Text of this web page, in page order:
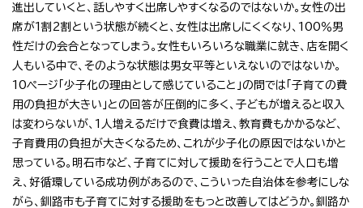
進出していくと、話しやすく出席しやすくなるのではないか。女性の出
席が1割2割という状態が続くと、女性は出席しにくくなり、100％男
性だけの会合となってしまう。女性もいろいろな職業に就き、店を開く
人もいる中で、そのような状態は男女平等といえないのではないか。
10ページ「少子化の理由として感じていること」の問では「子育ての費
用の負担が大きい」との回答が圧倒的に多く、子どもが増えると収入
は変わらないが、1人増えるだけで食費は増え、教育費もかかるなど、
子育費用の負担が大きくなるため、これが少子化の原因ではないかと
思っている。明石市など、子育てに対して援助を行うことで人口も増
え、好循環している成功例があるので、こういった自治体を参考にしな
がら、釧路市も子育てに対する援助をもっと改善してはどうか。釧路か